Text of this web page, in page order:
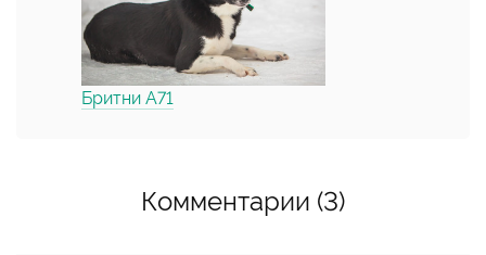
Бритни А71
Комментарии (3)